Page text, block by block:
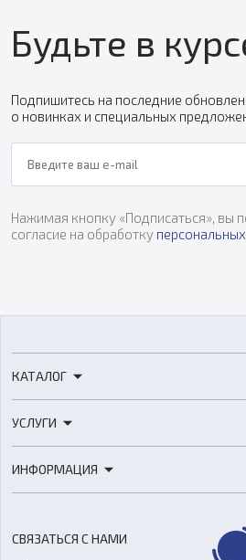
Будьте в
Подпишитесь на последние
о новинках и специальных
Нажимая кнопку «Подписаться», вы
согласие на обработку
КАТАЛОГ
3D-сканеры
Расходные материалы
Оборудование и материалы для
Аксессуары и прочее оборудование
УСЛУГИ
3D-моделирование
ИНФОРМАЦИЯ
СВЯЗАТЬСЯ С НАМИ